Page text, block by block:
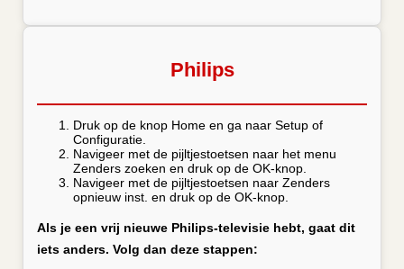
Philips
Druk op de knop Home en ga naar Setup of
Configuratie.
Navigeer met de pijltjestoetsen naar het menu
Zenders zoeken en druk op de OK-knop.
Navigeer met de pijltjestoetsen naar Zenders
opnieuw inst. en druk op de OK-knop.
Als je een vrij nieuwe Philips-televisie hebt, gaat dit
iets anders. Volg dan deze stappen: